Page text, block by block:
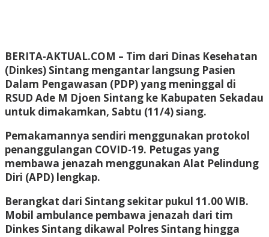
BERITA-AKTUAL.COM – Tim dari Dinas Kesehatan
(Dinkes) Sintang mengantar langsung Pasien
Dalam Pengawasan (PDP) yang meninggal di
RSUD Ade M Djoen Sintang ke Kabupaten Sekadau
untuk dimakamkan, Sabtu (11/4) siang.
Pemakamannya sendiri menggunakan protokol
penanggulangan COVID-19. Petugas yang
membawa jenazah menggunakan Alat Pelindung
Diri (APD) lengkap.
Berangkat dari Sintang sekitar pukul 11.00 WIB.
Mobil ambulance pembawa jenazah dari tim
Dinkes Sintang dikawal Polres Sintang hingga